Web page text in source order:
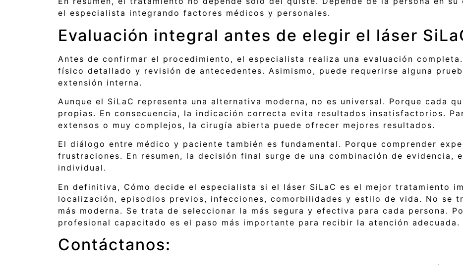
el especialista integrando factores médicos y personales.
Evaluación integral antes de elegir el láser
Antes de confirmar el procedimiento, el especialista realiza una evaluación
físico detallado y revisión de antecedentes. Asimismo, puede requerirse alguna
extensión interna.
Aunque el SiLaC representa una alternativa moderna, no es universal. Porque cada
propias. En consecuencia, la indicación correcta evita resultados insatisfactorios.
extensos o muy complejos, la cirugía abierta puede ofrecer mejores resultados.
El diálogo entre médico y paciente también es fundamental. Porque comprender
frustraciones. En resumen, la decisión final surge de una combinación de evidencia,
individual.
En definitiva, Cómo decide el especialista si el láser SiLaC es el mejor tratamiento
localización, episodios previos, infecciones, comorbilidades y estilo de vida. No se
más moderna. Se trata de seleccionar la más segura y efectiva para cada persona.
profesional capacitado es el paso más importante para recibir la atención adecuada.
Contáctanos: